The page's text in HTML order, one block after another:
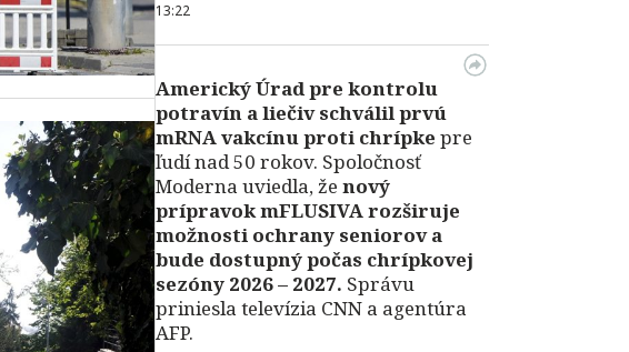
13:22
Americký Úrad pre kontrolu
potravín a liečiv schválil prvú
mRNA vakcínu proti chrípke pre
ľudí nad 50 rokov. Spoločnosť
Moderna uviedla, že nový
prípravok mFLUSIVA rozširuje
možnosti ochrany seniorov a
bude dostupný počas chrípkovej
sezóny 2026 – 2027. Správu
priniesla televízia CNN a agentúra
AFP.